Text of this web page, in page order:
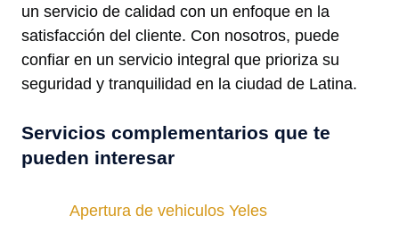
un servicio de calidad con un enfoque en la
satisfacción del cliente. Con nosotros, puede
confiar en un servicio integral que prioriza su
seguridad y tranquilidad en la ciudad de Latina.
Servicios complementarios que te
pueden interesar
Apertura de vehiculos Yeles